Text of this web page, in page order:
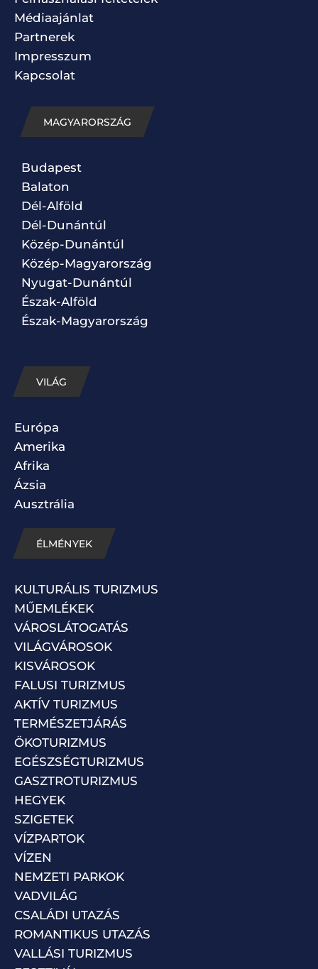
Médiaajánlat
Partnerek
Impresszum
Kapcsolat
MAGYARORSZÁG
Budapest
Balaton
Dél-Alföld
Dél-Dunántúl
Közép-Dunántúl
Közép-Magyarország
Nyugat-Dunántúl
Észak-Alföld
Észak-Magyarország
VILÁG
Európa
Amerika
Afrika
Ázsia
Ausztrália
ÉLMÉNYEK
KULTURÁLIS TURIZMUS
MŰEMLÉKEK
VÁROSLÁTOGATÁS
VILÁGVÁROSOK
KISVÁROSOK
FALUSI TURIZMUS
AKTÍV TURIZMUS
TERMÉSZETJÁRÁS
ÖKOTURIZMUS
EGÉSZSÉGTURIZMUS
GASZTROTURIZMUS
HEGYEK
SZIGETEK
VÍZPARTOK
VÍZEN
NEMZETI PARKOK
VADVILÁG
CSALÁDI UTAZÁS
ROMANTIKUS UTAZÁS
VALLÁSI TURIZMUS